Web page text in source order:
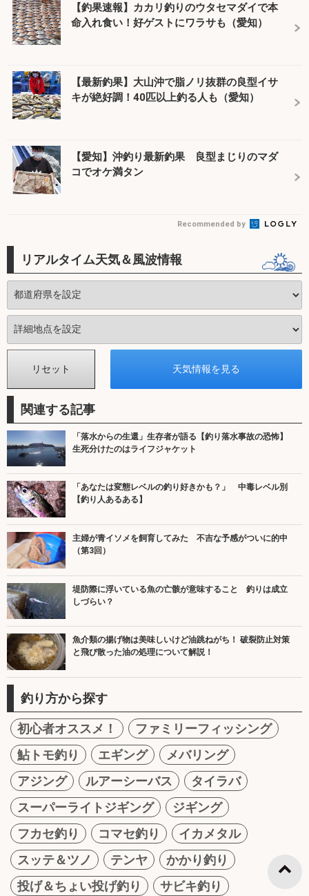
【釣果速報】カカリ釣りのウタセマダイで本
命入れ食い！好ゲストにワラサも（愛知）
【最新釣果】大山沖で脂ノリ抜群の良型イサ
キが絶好調！40匹以上釣る人も（愛知）
【愛知】沖釣り最新釣果 良型まじりのマダ
コでオケ満タン
Recommended by
リアルタイム天気＆風波情報
関連する記事
「落水からの生還」生存者が語る【釣り落水事故の恐怖】
生死分けたのはライフジャケット
「あなたは変態レベルの釣り好きかも？」 中毒レベル別
【釣り人あるある】
主婦が青イソメを飼育してみた 不吉な予感がついに的中
（第3回）
堤防際に浮いている魚の亡骸が意味すること 釣りは成立
しづらい？
魚介類の揚げ物は美味しいけど油跳ねがち！ 破裂防止対策
と飛び散った油の処理について解説！
釣り方から探す
初心者オススメ！
ファミリーフィッシング
鮎トモ釣り
エギング
メバリング
アジング
ルアーシーバス
タイラバ
スーパーライトジギング
ジギング
フカセ釣り
コマセ釣り
イカメタル
スッテ＆ツノ
テンヤ
かかり釣り
投げ＆ちょい投げ釣り
サビキ釣り